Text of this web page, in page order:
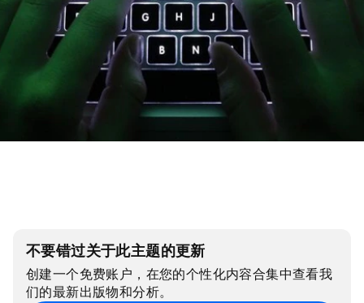
不要错过关于此主题的更新
创建一个免费账户，在您的个性化内容合集中查看我
们的最新出版物和分析。